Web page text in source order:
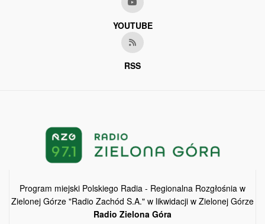
YOUTUBE
RSS
Program miejski Polskiego Radia - Regionalna Rozgłośnia w
Zielonej Górze "Radio Zachód S.A." w likwidacji w Zielonej Górze
Radio Zielona Góra